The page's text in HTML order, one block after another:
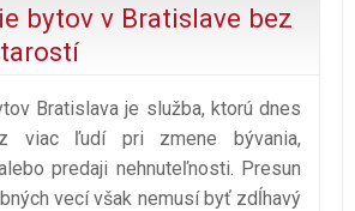
bytov v Bratislave bez
Bratislava je služba, ktorú dnes
viac ľudí pri zmene bývania,
predaji nehnuteľnosti. Presun
vecí však nemusí byť zdĺhavý